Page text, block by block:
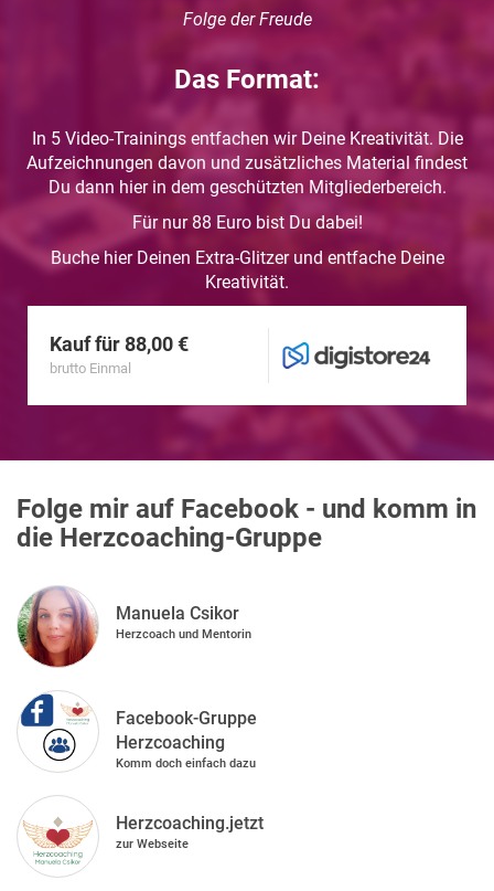
Folge der Freude
Das Format:
In 5 Video-Trainings entfachen wir Deine Kreativität. Die
Aufzeichnungen davon und zusätzliches Material findest
Du dann hier in dem geschützten Mitgliederbereich.
Für nur 88 Euro bist Du dabei!
Buche hier Deinen Extra-Glitzer und entfache Deine
Kreativität.
Kauf für 88,00 €
brutto Einmal
Folge mir auf Facebook - und komm in
die Herzcoaching-Gruppe
Manuela Csikor
Herzcoach und Mentorin
Facebook-Gruppe
Herzcoaching
Komm doch einfach dazu
Herzcoaching.jetzt
zur Webseite